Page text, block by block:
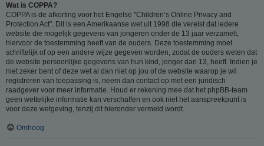
Wat is COPPA?
COPPA is de afkorting voor het Engelse "Children’s Online Privacy and
Protection Act". Dit is een Amerikaanse wet uit 1998 die vereist dat iedere
website die mogelijk gegevens van jongeren onder de 13 jaar verzamelt,
hiervoor de toestemming heeft van de ouders. Deze toestemming moet
schriftelijk of op een andere wijze gegeven worden, zodat de ouders weten dat
de website persoonlijke gegevens van hun kind, jonger dan 13, heeft. Indien je
niet zeker bent of deze wet al dan niet op jou of de website waarop je wil
registreren van toepassing is, neem dan contact op met een juridisch
raadgever voor meer informatie. Houd er rekening mee dat het phpBB-team
geen wettelijke informatie kan verschaffen en ook niet het aanspreekpunt is
voor deze wetgeving, tenzij dit hieronder vermeld wordt.
Omhoog